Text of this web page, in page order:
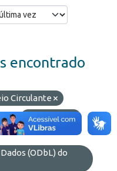
encontrado
Circulante
BCB/Mecir
(ODbL) do